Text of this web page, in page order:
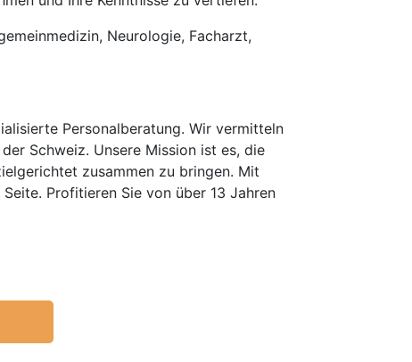
Neurologie, Facharzt,
Personalberatung. Wir vermitteln
Schweiz. Unsere Mission ist es, die
zusammen zu bringen. Mit
Profitieren Sie von über 13 Jahren